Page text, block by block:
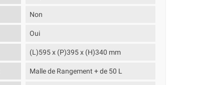
Non
Oui
(L)595 x (P)395 x (H)340 mm
Malle de Rangement + de 50 L